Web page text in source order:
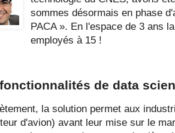
sommes désormais en phase
PACA ». En l'espace de 3 ans
employés à 15 !
de data
la solution permet aux
d'avion) avant leur mise sur le